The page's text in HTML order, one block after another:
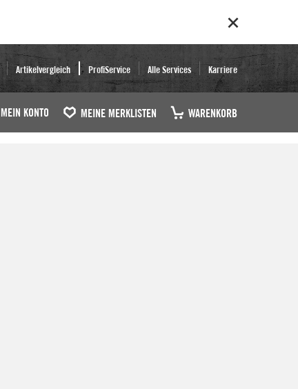
Artikelvergleich ProfiService Alle Services Karriere
MEIN KONTO MEINE MERKLISTEN WARENKORB